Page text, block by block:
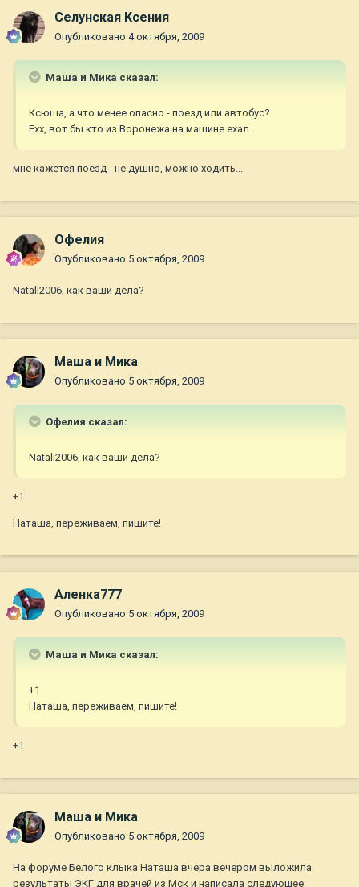
Селунская Ксения
Опубликовано 4 октября, 2009
Маша и Мика сказал:
Ксюша, а что менее опасно - поезд или автобус?
Ехх, вот бы кто из Воронежа на машине ехал..
мне кажется поезд - не душно, можно ходить...
Офелия
Опубликовано 5 октября, 2009
Natali2006, как ваши дела?
Маша и Мика
Опубликовано 5 октября, 2009
Офелия сказал:
Natali2006, как ваши дела?
+1
Наташа, переживаем, пишите!
Аленка777
Опубликовано 5 октября, 2009
Маша и Мика сказал:
+1
Наташа, переживаем, пишите!
+1
Маша и Мика
Опубликовано 5 октября, 2009
На форуме Белого клыка Наташа вчера вечером выложила
результаты ЭКГ для врачей из Мск и написала следующее: